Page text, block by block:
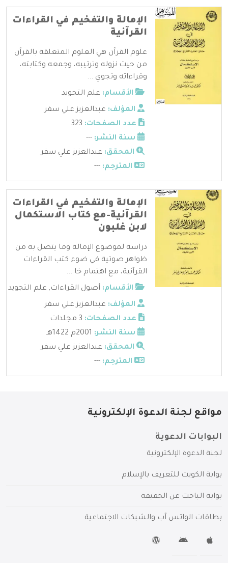
الإمالة والتفخيم في القراءات
القرآنية
علوم القرآن هي العلوم المتعلقة بالقرآن
من حيث نزوله وترتيبه، وجمعه وكتابته،
وقراءاته وتجوي ...
الأقسام: علم التجويد
المؤلف: عبدالعزيز علي سفر
عدد الصفحات:
سنة النشر: ---
المحقق: عبدالعزيز علي سفر
المترجم: ---
الإمالة والتفخيم في القراءات
القرآنية-مع كتاب الاستكمال
لابن غلبون
دراسة لموضوع الإمالة وما يتصل به من
ظواهر صوتية في ضوء كتب القراءات
القرآنية، مع اهتمام خا ...
الأقسام: أصول القراءات, علم التجويد
المؤلف: عبدالعزيز علي سفر
عدد الصفحات:
سنة النشر:
المحقق: عبدالعزيز علي سفر
المترجم: ---
مواقع لجنة الدعوة الإلكترونية
البوابات الدعوية
لجنة الدعوة الإلكترونية
بوابة الكويت للتعريف بالإسلام
بوابة الباحث عن الحقيقة
بطاقات الواتس آب والشبكات الاجتماعية